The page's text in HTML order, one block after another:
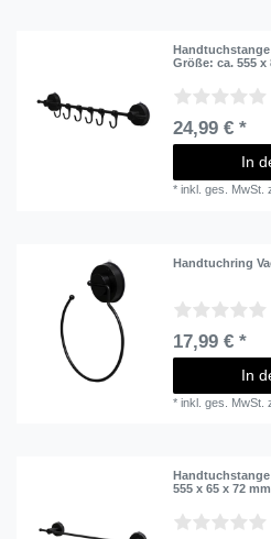
Größe: ca. 555 x
24,99 € *
In
*inkl. ges. MwSt.
Handtuchring
17,99 € *
In
*inkl. ges. MwSt.
555 x 65 x 72 mm